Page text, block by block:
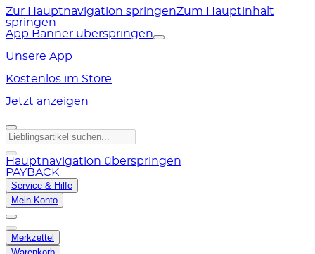
Zur Hauptnavigation springenZum Hauptinhalt
springen
App Banner überspringen
Unsere App
Kostenlos im Store
Jetzt anzeigen
Hauptnavigation überspringen
PAYBACK
Service & Hilfe
Mein Konto
Merkzettel